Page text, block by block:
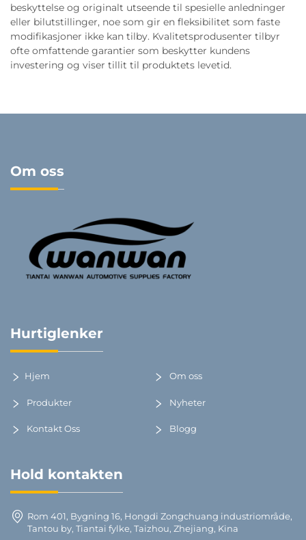
beskyttelse og originalt utseende til spesielle anledninger
eller bilutstillinger, noe som gir en fleksibilitet som faste
modifikasjoner ikke kan tilby. Kvalitetsprodusenter tilbyr
ofte omfattende garantier som beskytter kundens
investering og viser tillit til produktets levetid.
Om oss
Hurtiglenker
Hjem Om oss
Produkter Nyheter
Kontakt Oss Blogg
Hold kontakten
Rom 401, Bygning 16, Hongdi Zongchuang industriområde,
Tantou by, Tiantai fylke, Taizhou, Zhejiang, Kina